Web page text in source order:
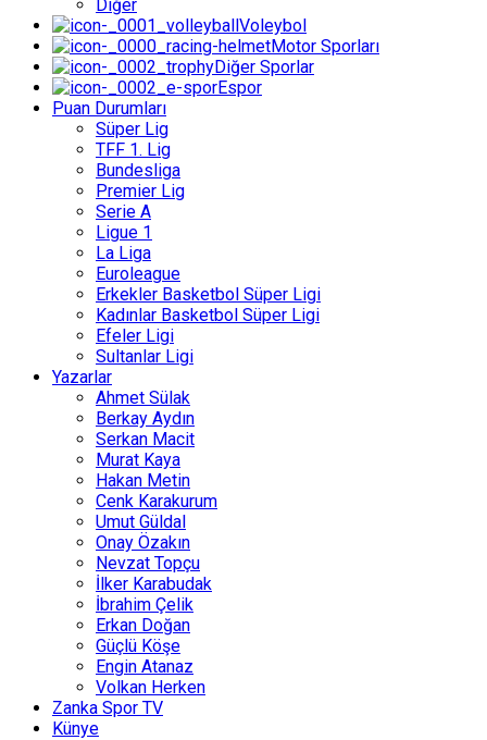
Diğer
Voleybol
Motor Sporları
Diğer Sporlar
Espor
Puan Durumları
Süper Lig
TFF 1. Lig
Bundesliga
Premier Lig
Serie A
Ligue 1
La Liga
Euroleague
Erkekler Basketbol Süper Ligi
Kadınlar Basketbol Süper Ligi
Efeler Ligi
Sultanlar Ligi
Yazarlar
Ahmet Sülak
Berkay Aydın
Serkan Macit
Murat Kaya
Hakan Metin
Cenk Karakurum
Umut Güldal
Onay Özakın
Nevzat Topçu
İlker Karabudak
İbrahim Çelik
Erkan Doğan
Güçlü Köşe
Engin Atanaz
Volkan Herken
Zanka Spor TV
Künye